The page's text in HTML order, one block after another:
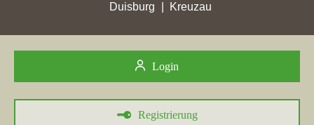
wohnungsverein-dessau.dehat am 16.12.2024 mit insgesamt
einem Zuwachs von 6,92 ihre bislang höchsten Stadtpunkte von
64,69 verbucht.
Duisburg Kreuzau
Login
Registrierung